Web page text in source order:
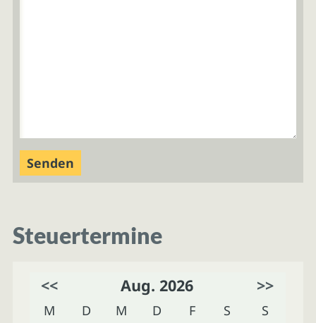
Steuertermine
<< Aug. 2026 >>
M D M D F S
S